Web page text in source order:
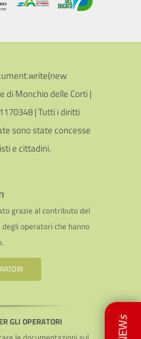
di Monchio delle Corti |
| Tutti i diritti
sono state concesse
e cittadini.
grazie al contributo del
operatori che hanno
GLI OPERATORI